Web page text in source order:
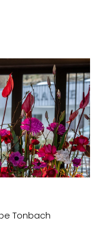
Tonbach